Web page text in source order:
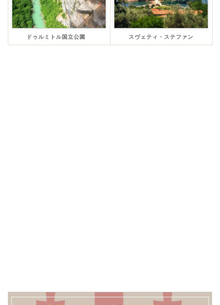
ドゥルミトル国立公園 スヴェティ・ステファン